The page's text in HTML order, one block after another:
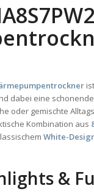
dabei eine
oder gemischte
Kombination aus
White-
&